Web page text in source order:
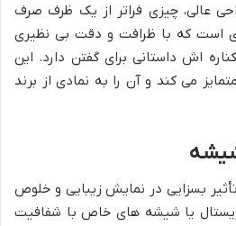
عالی، چیزی فراتر از یک ظرف صرف
است که با ظرافت و دقت بی نظیری
اش داستانی برای گفتن دارد. این
می کند و آن را به نمادی از برند
بسزایی در نمایش زیبایی و خلوص
یا شیشه های خاص با شفافیت